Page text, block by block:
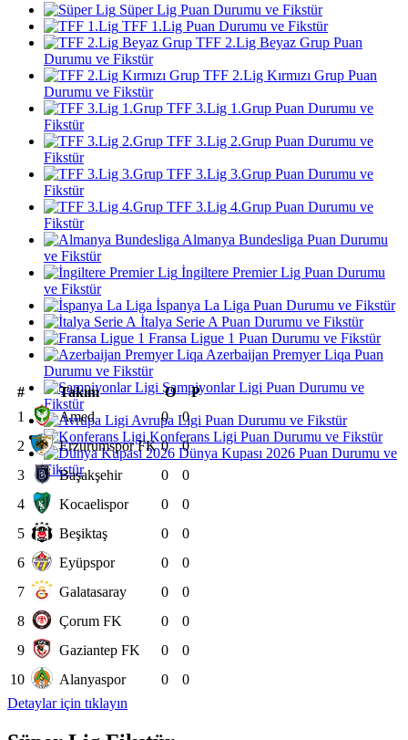
Süper Lig Puan Durumu ve Fikstür
TFF 1.Lig Puan Durumu ve Fikstür
TFF 2.Lig Beyaz Grup Puan
Durumu ve Fikstür
TFF 2.Lig Kırmızı Grup Puan
Durumu ve Fikstür
TFF 3.Lig 1.Grup Puan Durumu ve
Fikstür
TFF 3.Lig 2.Grup Puan Durumu ve
Fikstür
TFF 3.Lig 3.Grup Puan Durumu ve
Fikstür
TFF 3.Lig 4.Grup Puan Durumu ve
Fikstür
Almanya Bundesliga Puan Durumu
ve Fikstür
İngiltere Premier Lig Puan Durumu
ve Fikstür
İspanya La Liga Puan Durumu ve Fikstür
İtalya Serie A Puan Durumu ve Fikstür
Fransa Ligue 1 Puan Durumu ve Fikstür
Azerbaijan Premyer Liqa Puan
Durumu ve Fikstür
Şampiyonlar Ligi Puan Durumu ve
Fikstür
Avrupa Ligi Puan Durumu ve Fikstür
Konferans Ligi Puan Durumu ve Fikstür
Dünya Kupası 2026 Puan Durumu ve
Fikstür
# Takım O
P
1
Amed 0
0
2
Erzurumspor FK 0
0
3
Başakşehir 0
0
4
Kocaelispor 0
0
5
Beşiktaş 0
0
6
Eyüpspor 0
0
7
Galatasaray 0
0
8
Çorum FK 0
0
9
Gaziantep FK 0
0
10
Alanyaspor 0
0
Detaylar için tıklayın